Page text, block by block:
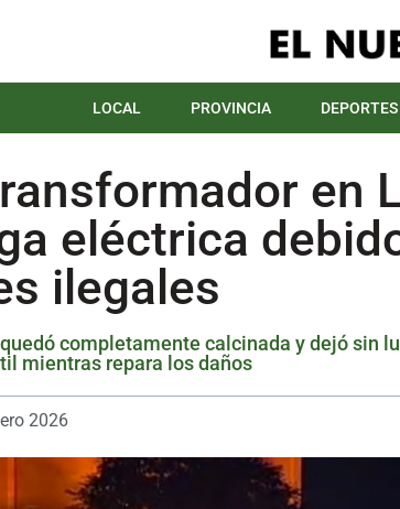
LOCAL PROVINCIA DEPORTES
en
eléctrica
ilegales
completamente calcinada y dejó sin
mientras repara los daños
2026